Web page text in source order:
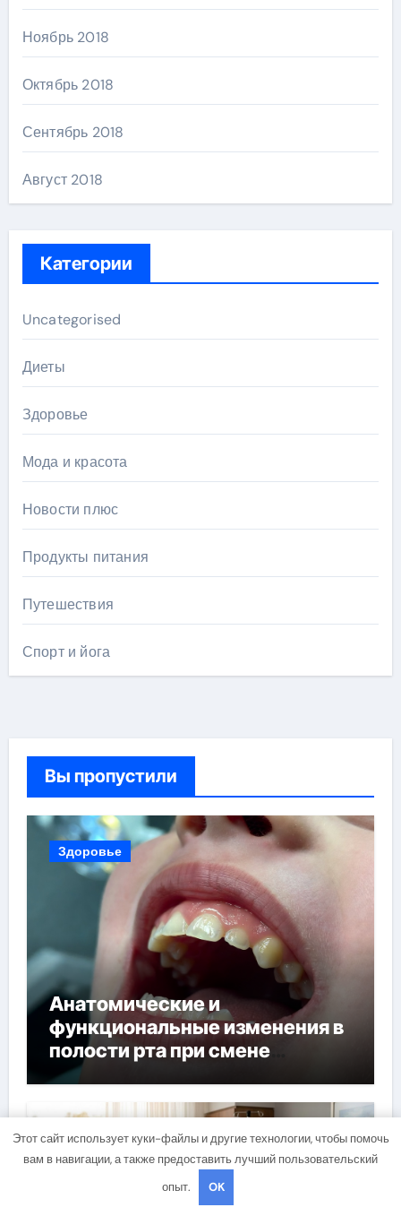
Ноябрь 2018
Октябрь 2018
Сентябрь 2018
Август 2018
Категории
Uncategorised
Диеты
Здоровье
Мода и красота
Новости плюс
Продукты питания
Путешествия
Спорт и йога
Вы пропустили
Здоровье
Анатомические и
функциональные изменения в
полости рта при смене
прикуса
Здоровье
Этот сайт использует куки-файлы и другие технологии, чтобы помочь
вам в навигации, а также предоставить лучший пользовательский
опыт.
OK